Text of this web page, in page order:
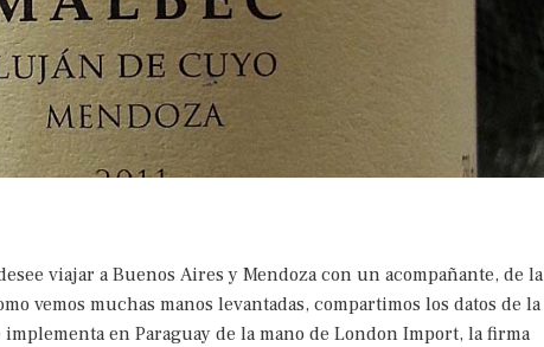
viajar a Buenos Aires y Mendoza con un acompañante, de la
vemos muchas manos levantadas, compartimos los datos de la
en Paraguay de la mano de London Import, la firma